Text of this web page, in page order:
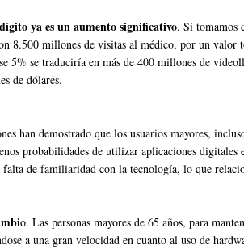
ya es un aumento significativo. Si tomamos
8.500 millones de visitas al médico, por un valor
5% se traduciría en más de 400 millones de
de dólares.
han demostrado que los usuarios mayores,
probabilidades de utilizar aplicaciones digitales
falta de familiaridad con la tecnología, lo que
o. Las personas mayores de 65 años, para
a una gran velocidad en cuanto al uso de